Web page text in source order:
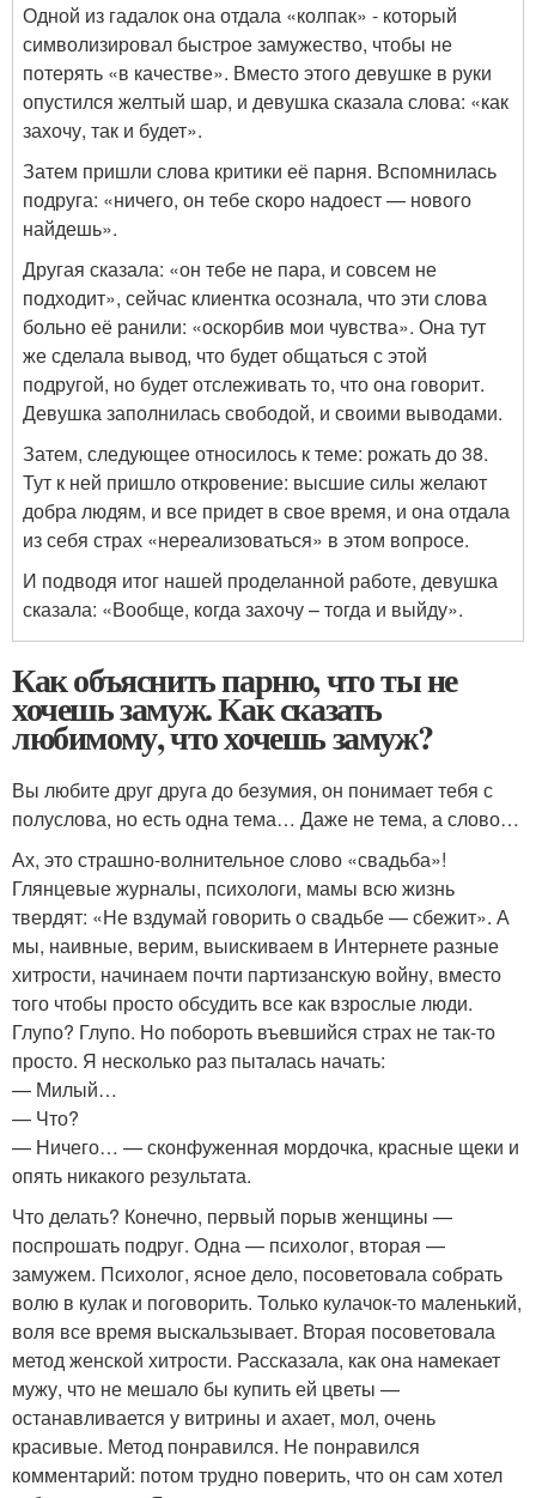
Одной из гадалок она отдала «колпак» - который
символизировал быстрое замужество, чтобы не
потерять «в качестве». Вместо этого девушке в руки
опустился желтый шар, и девушка сказала слова: «как
захочу, так и будет».
Затем пришли слова критики её парня. Вспомнилась
подруга: «ничего, он тебе скоро надоест — нового
найдешь».
Другая сказала: «он тебе не пара, и совсем не
подходит», сейчас клиентка осознала, что эти слова
больно её ранили: «оскорбив мои чувства». Она тут
же сделала вывод, что будет общаться с этой
подругой, но будет отслеживать то, что она говорит.
Девушка заполнилась свободой, и своими выводами.
Затем, следующее относилось к теме: рожать до 38.
Тут к ней пришло откровение: высшие силы желают
добра людям, и все придет в свое время, и она отдала
из себя страх «нереализоваться» в этом вопросе.
И подводя итог нашей проделанной работе, девушка
сказала: «Вообще, когда захочу – тогда и выйду».
Как объяснить парню, что ты не
хочешь замуж. Как сказать
любимому, что хочешь замуж?
Вы любите друг друга до безумия, он понимает тебя с
полуслова, но есть одна тема… Даже не тема, а слово…
Ах, это страшно-волнительное слово «свадьба»!
Глянцевые журналы, психологи, мамы всю жизнь
твердят: «Не вздумай говорить о свадьбе — сбежит». А
мы, наивные, верим, выискиваем в Интернете разные
хитрости, начинаем почти партизанскую войну, вместо
того чтобы просто обсудить все как взрослые люди.
Глупо? Глупо. Но побороть въевшийся страх не так-то
просто. Я несколько раз пыталась начать:
— Милый…
— Что?
— Ничего… — сконфуженная мордочка, красные щеки и
опять никакого результата.
Что делать? Конечно, первый порыв женщины —
поспрошать подруг. Одна — психолог, вторая —
замужем. Психолог, ясное дело, посоветовала собрать
волю в кулак и поговорить. Только кулачок-то маленький,
воля все время выскальзывает. Вторая посоветовала
метод женской хитрости. Рассказала, как она намекает
мужу, что не мешало бы купить ей цветы —
останавливается у витрины и ахает, мол, очень
красивые. Метод понравился. Не понравился
комментарий: потом трудно поверить, что он сам хотел